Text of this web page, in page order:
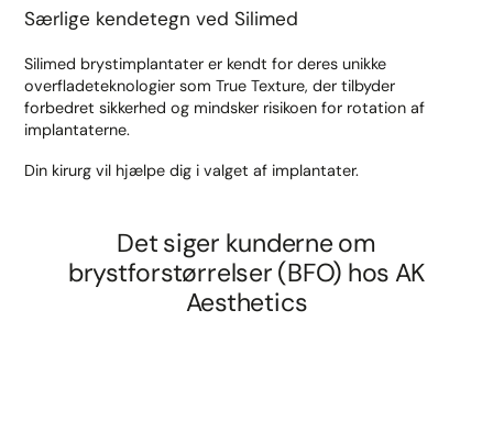
Særlige kendetegn ved Silimed
Silimed brystimplantater er kendt for deres unikke
overfladeteknologier som True Texture, der tilbyder
forbedret sikkerhed og mindsker risikoen for rotation af
implantaterne.
Din kirurg vil hjælpe dig i valget af implantater.
Det siger kunderne om
brystforstørrelser (BFO) hos AK
Aesthetics